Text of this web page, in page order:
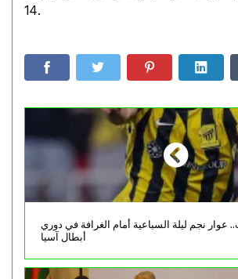
14.
عوار نجم ليلة السباعية أمام الغرافة في دوري
أبطال آسيا